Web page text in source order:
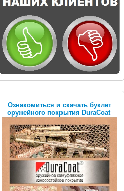
Ознакомиться и скачать буклет
оружейного покрытия DuraCoat